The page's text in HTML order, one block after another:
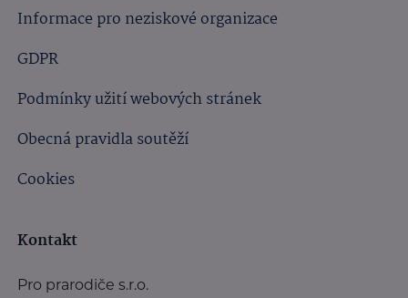
Informace pro neziskové organizace
GDPR
Podmínky užití webových stránek
Obecná pravidla soutěží
Cookies
Kontakt
Pro prarodiče s.r.o.